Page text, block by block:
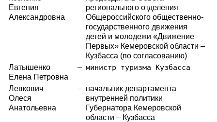
Евгения
Александровна
регионального отделения
Общероссийского общественно-
государственного движения
детей и молодежи «Движение
Первых» Кемеровской области –
Кузбасса (по согласованию)
Латышенко
Елена Петровна
– министр туризма Кузбасса
Левкович
Олеся
Анатольевна
– начальник департамента
внутренней политики
Губернатора Кемеровской
области – Кузбасса